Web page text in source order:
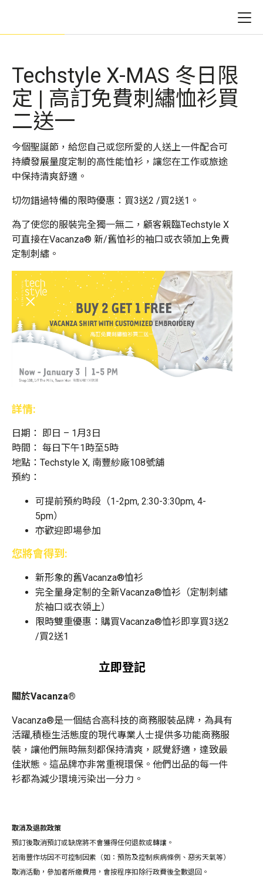
Techstyle X-MAS 冬日限
定 | 高訂免費刺繡恤衫買
二送一
今個聖誕節，給您自己或您所愛的人送上一件配合可
持續發展量度定制的高性能恤衫，讓您在工作或旅途
中保持清爽舒適。
切勿錯過特備的限時優惠：買3送2 /買2送1。
為了使您的服裝完全獨一無二，顧客親臨Techstyle X
可直接在Vacanza® 新/舊恤衫的袖口或衣領加上免費
定制刺繡。
詳情:
日期： 即日 – 1月3日
時間： 每日下午1時至5時
地點：Techstyle X, 南豐紗廠108號舖
預約：
可提前預約時段（1-2pm, 2:30-3:30pm, 4-
5pm）
亦歡迎即場參加
您將會得到:
新形象的舊Vacanza®恤衫
完全量身定制的全新Vacanza®恤衫（定制刺繡
於袖口或衣領上）
限時雙重優惠：購買Vacanza®恤衫即享買3送2
/買2送1
立即登記
關於Vacanza®
Vacanza®是一個結合高科技的商務服裝品牌，為具有
活躍,積極生活態度的現代專業人士提供多功能商務服
裝，讓他們無時無刻都保持清爽，感覺舒適，達致最
佳狀態。這品牌亦非常重視環保。他們出品的每一件
衫都為減少環境污染出一分力。
取消及退款政策
預訂後取消預訂或缺席將不會獲得任何退款或轉讓。
若南豐作坊因不可控制因素（如：預防及控制疾病條例、惡劣天氣等）
取消活動，參加者所繳費用，會按程序扣除行政費後全數退回。